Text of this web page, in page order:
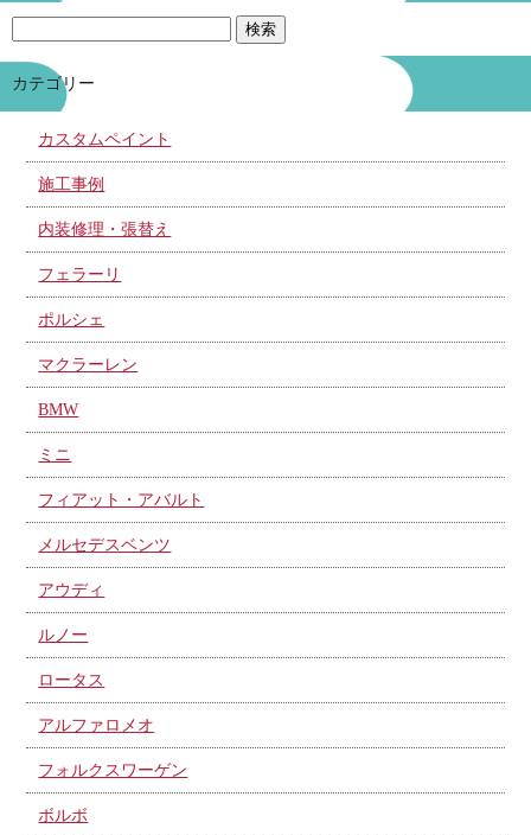
カテゴリー
カスタムペイント
施工事例
内装修理・張替え
フェラーリ
ポルシェ
マクラーレン
BMW
ミニ
フィアット・アバルト
メルセデスベンツ
アウディ
ルノー
ロータス
アルファロメオ
フォルクスワーゲン
ボルボ